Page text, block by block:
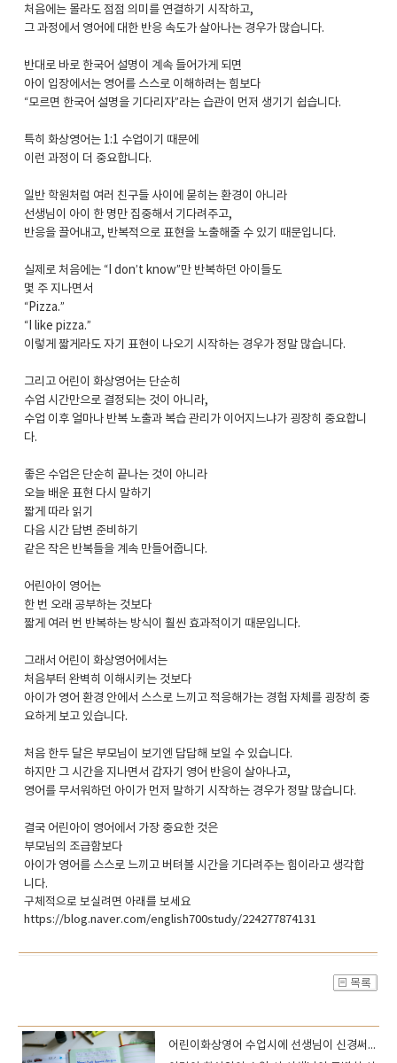
처음에는 몰라도 점점 의미를 연결하기 시작하고,
그 과정에서 영어에 대한 반응 속도가 살아나는 경우가 많습니다.
반대로 바로 한국어 설명이 계속 들어가게 되면
아이 입장에서는 영어를 스스로 이해하려는 힘보다
“모르면 한국어 설명을 기다리자”라는 습관이 먼저 생기기 쉽습니다.
특히 화상영어는 1:1 수업이기 때문에
이런 과정이 더 중요합니다.
일반 학원처럼 여러 친구들 사이에 묻히는 환경이 아니라
선생님이 아이 한 명만 집중해서 기다려주고,
반응을 끌어내고, 반복적으로 표현을 노출해줄 수 있기 때문입니다.
실제로 처음에는 “I don’t know”만 반복하던 아이들도
몇 주 지나면서
“Pizza.”
“I like pizza.”
이렇게 짧게라도 자기 표현이 나오기 시작하는 경우가 정말 많습니다.
그리고 어린이 화상영어는 단순히
수업 시간만으로 결정되는 것이 아니라,
수업 이후 얼마나 반복 노출과 복습 관리가 이어지느냐가 굉장히 중요합니
다.
좋은 수업은 단순히 끝나는 것이 아니라
오늘 배운 표현 다시 말하기
짧게 따라 읽기
다음 시간 답변 준비하기
같은 작은 반복들을 계속 만들어줍니다.
어린아이 영어는
한 번 오래 공부하는 것보다
짧게 여러 번 반복하는 방식이 훨씬 효과적이기 때문입니다.
그래서 어린이 화상영어에서는
처음부터 완벽히 이해시키는 것보다
아이가 영어 환경 안에서 스스로 느끼고 적응해가는 경험 자체를 굉장히 중
요하게 보고 있습니다.
처음 한두 달은 부모님이 보기엔 답답해 보일 수 있습니다.
하지만 그 시간을 지나면서 갑자기 영어 반응이 살아나고,
영어를 무서워하던 아이가 먼저 말하기 시작하는 경우가 정말 많습니다.
결국 어린아이 영어에서 가장 중요한 것은
부모님의 조급함보다
아이가 영어를 스스로 느끼고 버텨볼 시간을 기다려주는 힘이라고 생각합
니다.
구체적으로 보실려면 아래를 보세요
https://blog.naver.com/english700study/224277874131
어린이화상영어 수업시에 선생님이 신경써야 할부분